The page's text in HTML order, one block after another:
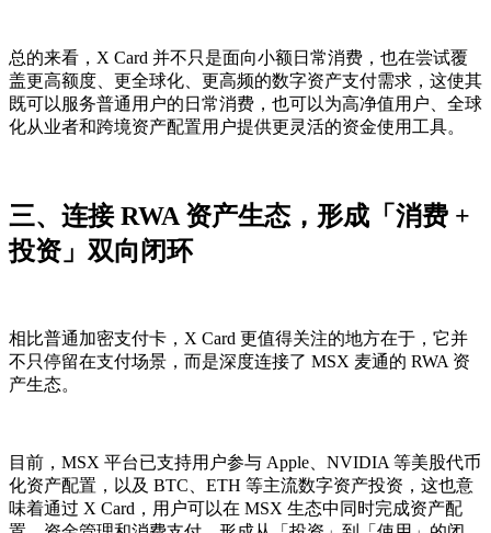
总的来看，X Card 并不只是面向小额日常消费，也在尝试覆
盖更高额度、更全球化、更高频的数字资产支付需求，这使其
既可以服务普通用户的日常消费，也可以为高净值用户、全球
化从业者和跨境资产配置用户提供更灵活的资金使用工具。
三、连接 RWA 资产生态，形成「消费 +
投资」双向闭环
相比普通加密支付卡，X Card 更值得关注的地方在于，它并
不只停留在支付场景，而是深度连接了 MSX 麦通的 RWA 资
产生态。
目前，MSX 平台已支持用户参与 Apple、NVIDIA 等美股代币
化资产配置，以及 BTC、ETH 等主流数字资产投资，这也意
味着通过 X Card，用户可以在 MSX 生态中同时完成资产配